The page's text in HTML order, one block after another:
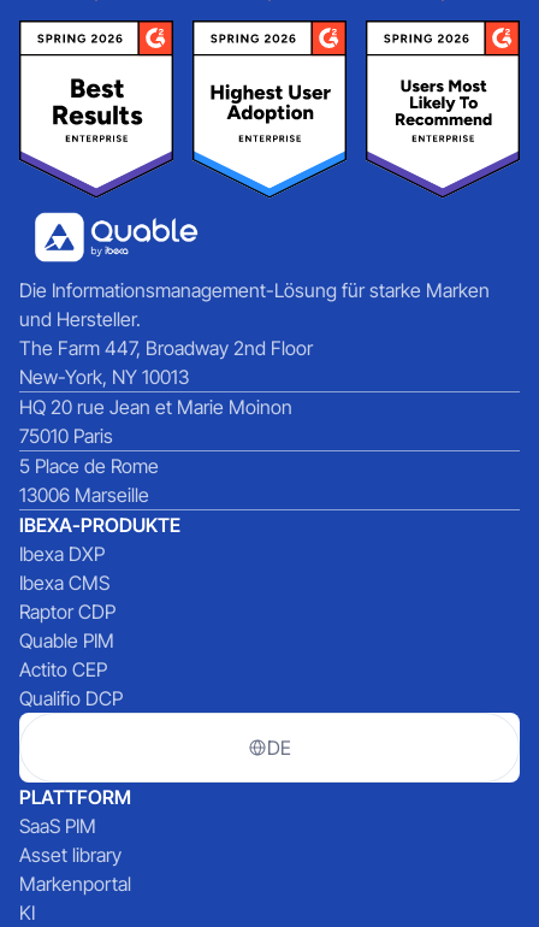
Die Informationsmanagement-Lösung für starke Marken
und Hersteller.
The Farm 447, Broadway 2nd Floor
New-York, NY 10013
HQ 20 rue Jean et Marie Moinon
75010 Paris
5 Place de Rome
13006 Marseille
IBEXA-PRODUKTE
Ibexa DXP
Ibexa CMS
Raptor CDP
Quable PIM
Actito CEP
Qualifio DCP
DE
PLATTFORM
SaaS PIM
Asset library
Markenportal
KI